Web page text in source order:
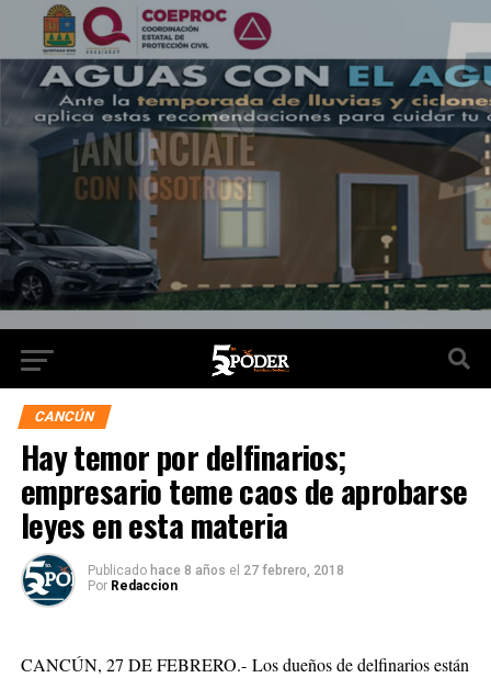
CANCÚN
Hay temor por delfinarios;
empresario teme caos de aprobarse
leyes en esta materia
Publicado hace 8 años el 27 febrero, 2018
Por Redaccion
CANCÚN, 27 DE FEBRERO.- Los dueños de delfinarios están